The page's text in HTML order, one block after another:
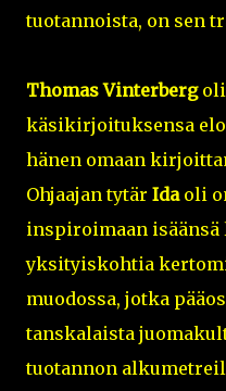
tuotannoista, on sen
Thomas Vinterbergoli
käsikirjoituksensa
hänen omaan
Ohjaajan tytär Idaoli
inspiroimaan isäänsä
yksityiskohtia
muodossa, jotka
tanskalaista
tuotannon